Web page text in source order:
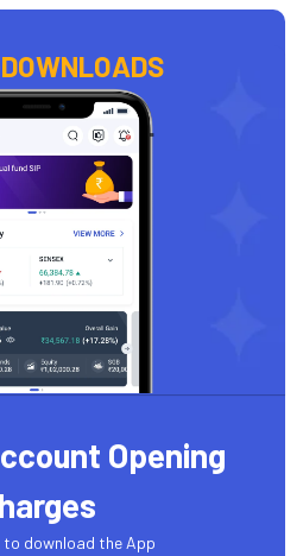
DOWNLOADS
Opening
to download the App